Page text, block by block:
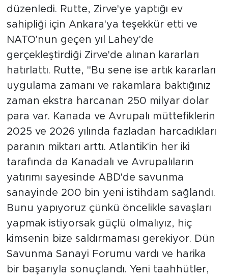
düzenledi. Rutte, Zirve'ye yaptığı ev
sahipliği için Ankara'ya teşekkür etti ve
NATO'nun geçen yıl Lahey'de
gerçekleştirdiği Zirve'de alınan kararları
hatırlattı. Rutte, "Bu sene ise artık kararları
uygulama zamanı ve rakamlara baktığınız
zaman ekstra harcanan 250 milyar dolar
para var. Kanada ve Avrupalı müttefiklerin
2025 ve 2026 yılında fazladan harcadıkları
paranın miktarı arttı. Atlantik'in her iki
tarafında da Kanadalı ve Avrupalıların
yatırımı sayesinde ABD'de savunma
sanayinde 200 bin yeni istihdam sağlandı.
Bunu yapıyoruz çünkü öncelikle savaşları
yapmak istiyorsak güçlü olmalıyız, hiç
kimsenin bize saldırmaması gerekiyor. Dün
Savunma Sanayi Forumu vardı ve harika
bir başarıyla sonuçlandı. Yeni taahhütler,